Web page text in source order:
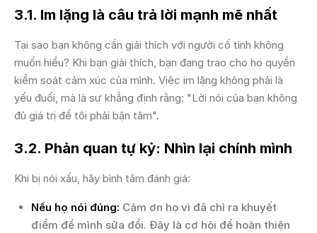
3.1. Im lặng là câu trả lời mạnh mẽ nhất
Tại sao bạn không cần giải thích với người cố tình không
muốn hiểu? Khi bạn giải thích, bạn đang trao cho họ quyền
kiểm soát cảm xúc của mình. Việc im lặng không phải là
yếu đuối, mà là sự khẳng định rằng: "Lời nói của bạn không
đủ giá trị để tôi phải bận tâm".
3.2. Phản quan tự kỷ: Nhìn lại chính mình
Khi bị nói xấu, hãy bình tâm đánh giá:
Nếu họ nói đúng: Cảm ơn họ vì đã chỉ ra khuyết
điểm để mình sửa đổi. Đây là cơ hội để hoàn thiện